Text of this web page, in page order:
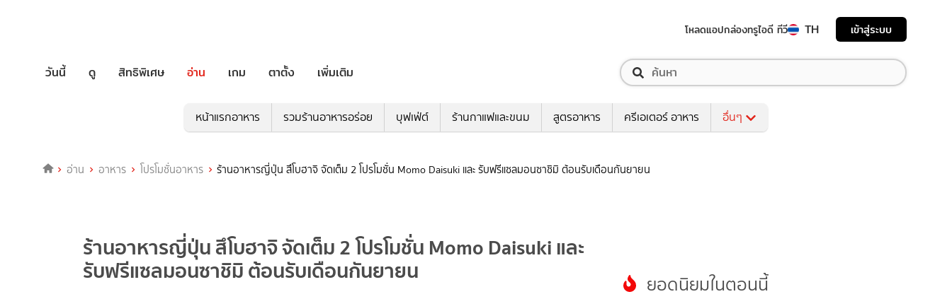
โหลดแอปกล่องทรูไอดี ทีวี TH เข้าสู่ระบบ
วันนี้ ดู สิทธิพิเศษ อ่าน เกม ตาตั้ง เพิ่มเติม
หน้าแรกอาหาร รวมร้านอาหารอร่อย บุฟเฟ่ต์ ร้านกาแฟและขนม สูตรอาหาร ครีเอเตอร์ อาหาร อื่นๆ
อ่าน อาหาร โปรโมชั่นอาหาร ร้านอาหารญี่ปุ่น สึโบฮาจิ จัดเต็ม 2 โปรโมชั่น Momo Daisuki และ รับฟรีแซลมอนซาชิมิ ต้อนรับเดือนกันยายน
ร้านอาหารญี่ปุ่น สึโบฮาจิ จัดเต็ม 2 โปรโมชั่น Momo Daisuki และ
รับฟรีแซลมอนซาชิมิ ต้อนรับเดือนกันยายน ยอดนิยมในตอนนี้